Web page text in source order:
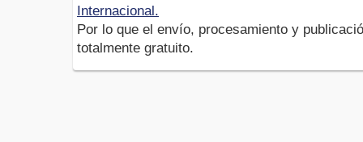
Internacional.
Por lo que el envío, procesamiento y
totalmente gratuito.